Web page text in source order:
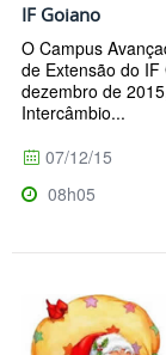
IF Goiano
O Campus
de Extensão do
dezembro de
Intercâmbio...
07/12/15
08h05